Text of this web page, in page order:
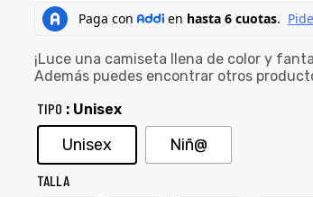
¡Luce una camiseta llena de color y
Además puedes encontrar otros
TIPO : Unisex
Unisex Niñ@
TALLA